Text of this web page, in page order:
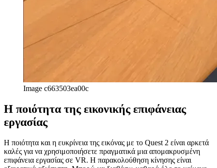
Image c663503ea00c
Η ποιότητα της εικονικής επιφάνειας
εργασίας